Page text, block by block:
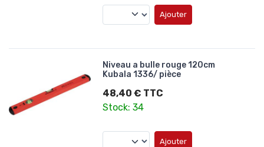
Ajouter
Niveau a bulle rouge 120cm
Kubala 1336/ pièce
48,40 € TTC
Stock: 34
Ajouter